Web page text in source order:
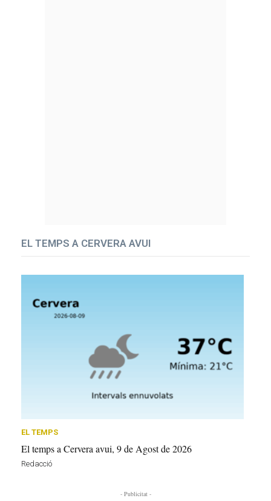
EL TEMPS A CERVERA AVUI
EL TEMPS
El temps a Cervera avui, 9 de Agost de 2026
Redacció
- Publicitat -